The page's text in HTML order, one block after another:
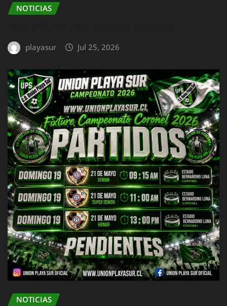
NOTICIAS
playasur Jul 25, 2026
NOTICIAS